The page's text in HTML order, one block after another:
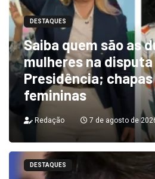
DESTAQUES
Saiba quem são as
mulheres na disputa
Presidência; chapas
femininas
Redação 7 de agosto de
DESTAQUES